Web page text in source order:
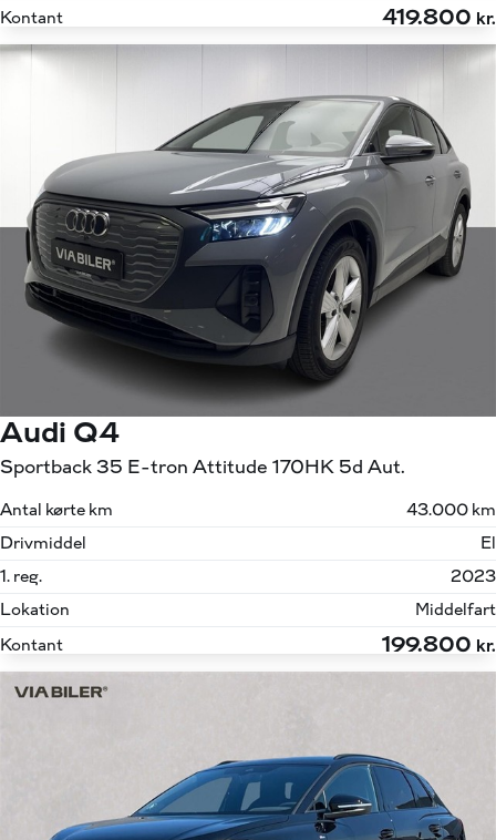
Kontant
419.800 kr.
Audi Q4
Sportback 35 E-tron Attitude 170HK 5d Aut.
Antal kørte km
43.000 km
Drivmiddel
El
1. reg.
2023
Lokation
Middelfart
Kontant
199.800 kr.